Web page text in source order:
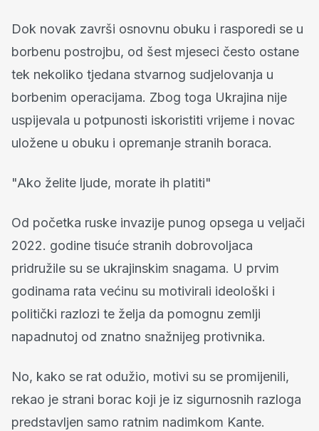
Dok novak završi osnovnu obuku i rasporedi se u
borbenu postrojbu, od šest mjeseci često ostane
tek nekoliko tjedana stvarnog sudjelovanja u
borbenim operacijama. Zbog toga Ukrajina nije
uspijevala u potpunosti iskoristiti vrijeme i novac
uložene u obuku i opremanje stranih boraca.
"Ako želite ljude, morate ih platiti"
Od početka ruske invazije punog opsega u veljači
2022. godine tisuće stranih dobrovoljaca
pridružile su se ukrajinskim snagama. U prvim
godinama rata većinu su motivirali ideološki i
politički razlozi te želja da pomognu zemlji
napadnutoj od znatno snažnijeg protivnika.
No, kako se rat odužio, motivi su se promijenili,
rekao je strani borac koji je iz sigurnosnih razloga
predstavljen samo ratnim nadimkom Kante.